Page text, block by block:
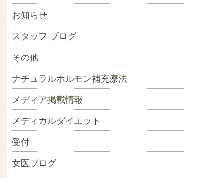
お知らせ
スタッフ ブログ
その他
ナチュラルホルモン補充療法
メディア掲載情報
メディカルダイエット
受付
女医ブログ